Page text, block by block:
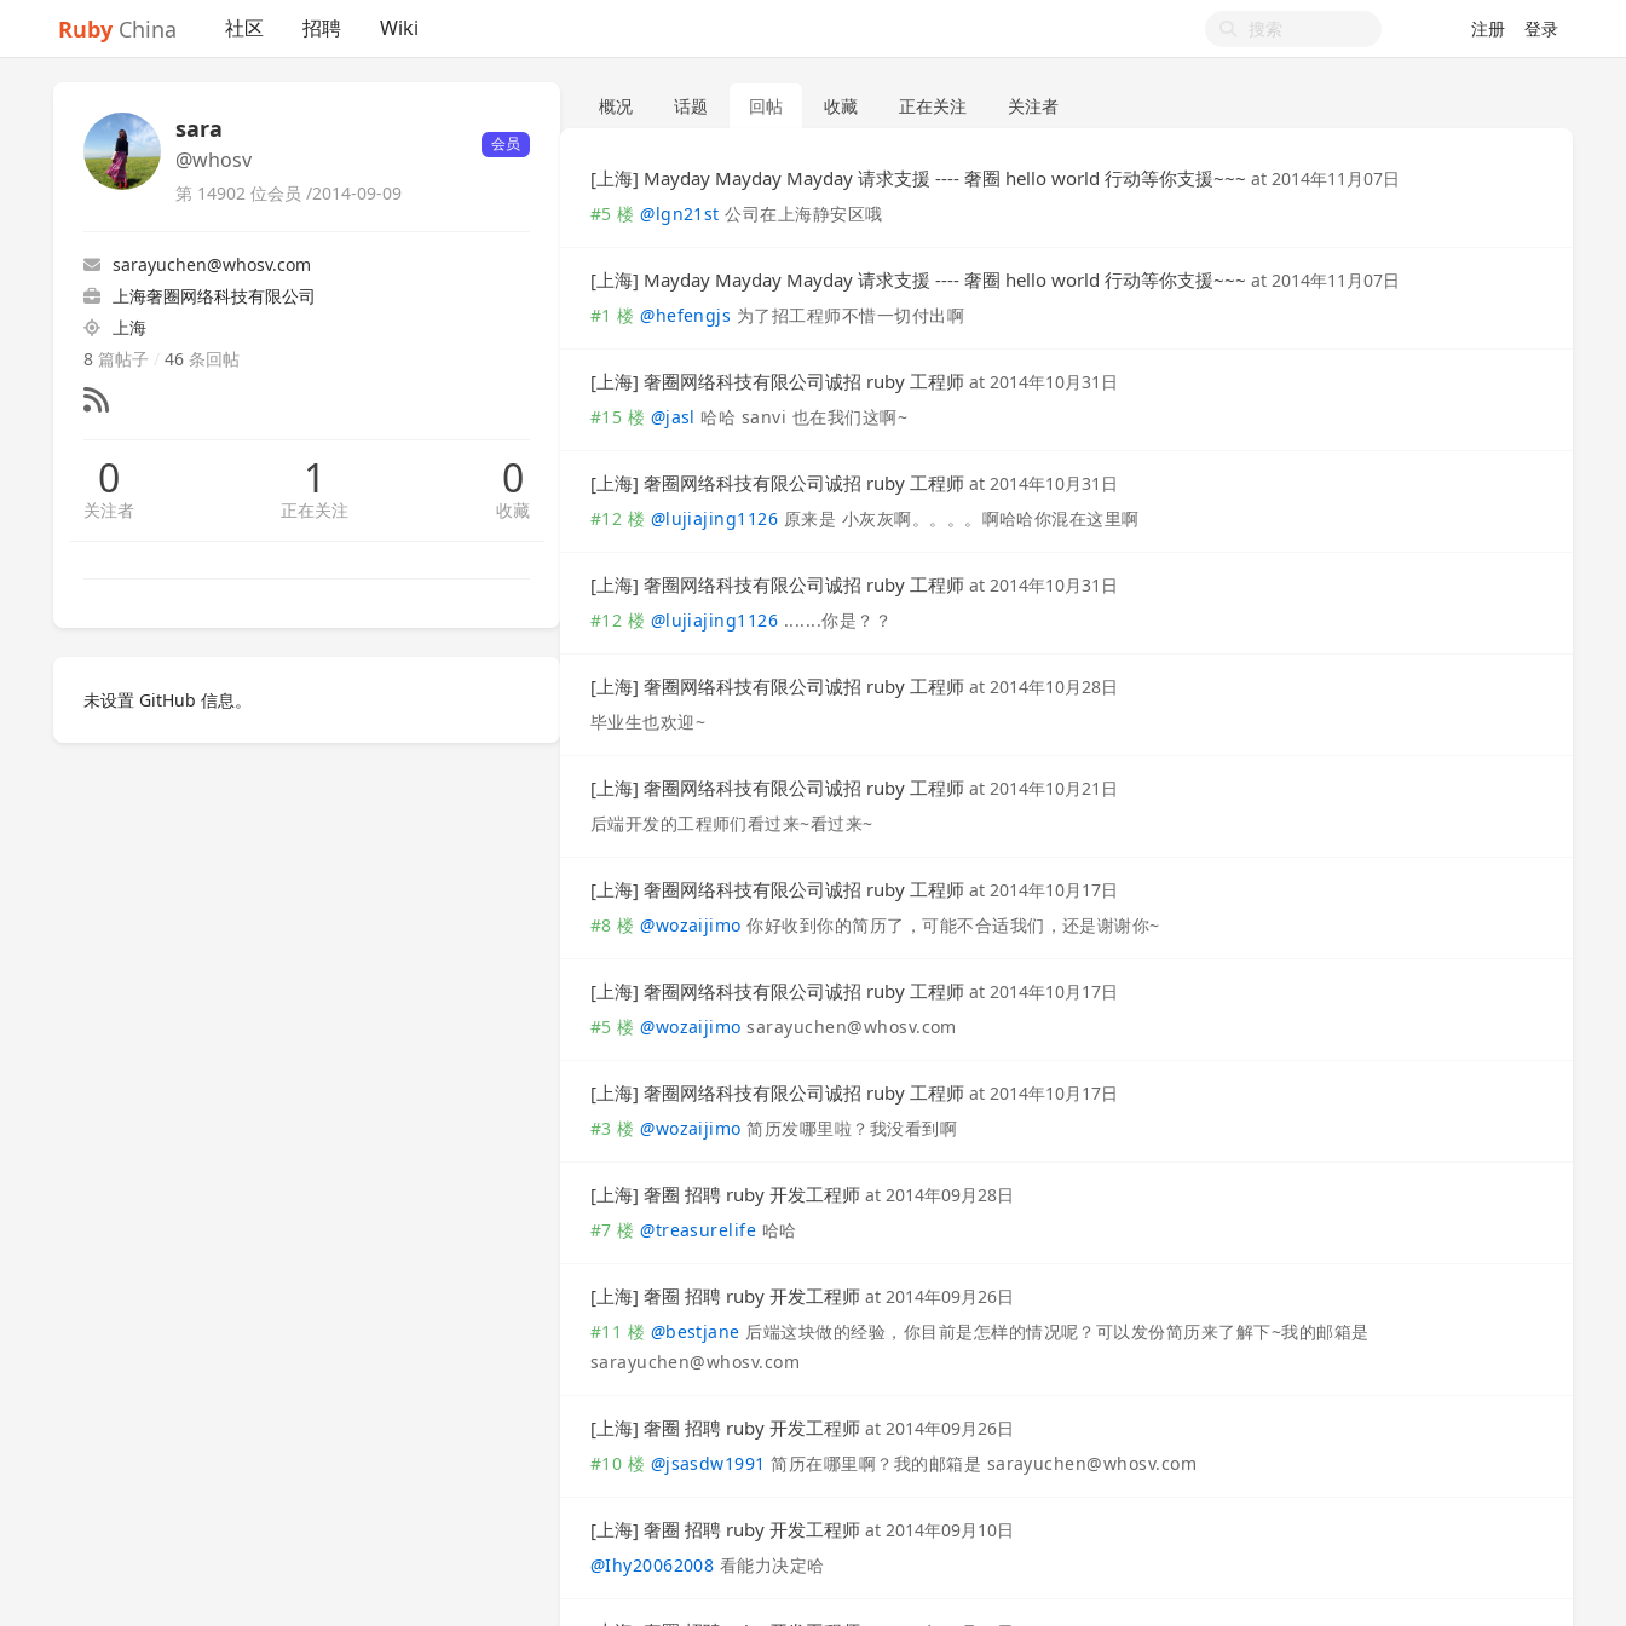
Ruby China 社区 招聘 Wiki 注册 登录
sara
@whosv
会员
第 14902 位会员 /2014-09-09
sarayuchen@whosv.com
上海奢圈网络科技有限公司
上海
8 篇帖子 / 46 条回帖
0
关注者
1
正在关注
0
收藏
未设置 GitHub 信息。
概况 话题 回帖 收藏 正在关注 关注者
[上海] Mayday Mayday Mayday 请求支援 ---- 奢圈 hello world 行动等你支援~~~ at 2014年11月07日
#5 楼 @lgn21st 公司在上海静安区哦
[上海] Mayday Mayday Mayday 请求支援 ---- 奢圈 hello world 行动等你支援~~~ at 2014年11月07日
#1 楼 @hefengjs 为了招工程师不惜一切付出啊
[上海] 奢圈网络科技有限公司诚招 ruby 工程师 at 2014年10月31日
#15 楼 @jasl 哈哈 sanvi 也在我们这啊~
[上海] 奢圈网络科技有限公司诚招 ruby 工程师 at 2014年10月31日
#12 楼 @lujiajing1126 原来是 小灰灰啊。。。。啊哈哈你混在这里啊
[上海] 奢圈网络科技有限公司诚招 ruby 工程师 at 2014年10月31日
#12 楼 @lujiajing1126 .......你是？？
[上海] 奢圈网络科技有限公司诚招 ruby 工程师 at 2014年10月28日
毕业生也欢迎~
[上海] 奢圈网络科技有限公司诚招 ruby 工程师 at 2014年10月21日
后端开发的工程师们看过来~看过来~
[上海] 奢圈网络科技有限公司诚招 ruby 工程师 at 2014年10月17日
#8 楼 @wozaijimo 你好收到你的简历了，可能不合适我们，还是谢谢你~
[上海] 奢圈网络科技有限公司诚招 ruby 工程师 at 2014年10月17日
#5 楼 @wozaijimo sarayuchen@whosv.com
[上海] 奢圈网络科技有限公司诚招 ruby 工程师 at 2014年10月17日
#3 楼 @wozaijimo 简历发哪里啦？我没看到啊
[上海] 奢圈 招聘 ruby 开发工程师 at 2014年09月28日
#7 楼 @treasurelife 哈哈
[上海] 奢圈 招聘 ruby 开发工程师 at 2014年09月26日
#11 楼 @bestjane 后端这块做的经验，你目前是怎样的情况呢？可以发份简历来了解下~我的邮箱是
sarayuchen@whosv.com
[上海] 奢圈 招聘 ruby 开发工程师 at 2014年09月26日
#10 楼 @jsasdw1991 简历在哪里啊？我的邮箱是 sarayuchen@whosv.com
[上海] 奢圈 招聘 ruby 开发工程师 at 2014年09月10日
@Ihy20062008 看能力决定哈